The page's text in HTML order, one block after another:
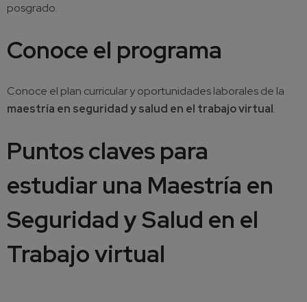
posgrado.
Conoce el programa
Conoce el plan curricular y oportunidades laborales de la
maestría en seguridad y salud en el trabajo virtual.
Puntos claves para
estudiar una Maestría en
Seguridad y Salud en el
Trabajo virtual